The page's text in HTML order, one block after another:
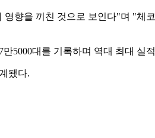
향을 끼친 것으로 보인다"며 "체
5000대를 기록하며 역대 최대 실
됐다.